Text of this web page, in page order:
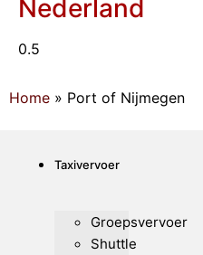
Nederland
Home » Port of Nijmegen
Taxivervoer
Groepsvervoer
Shuttle